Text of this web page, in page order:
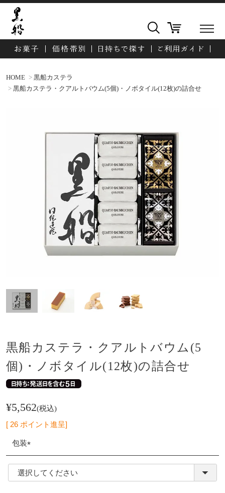
HOME
黒船カステラ
黒船カステラ・クアルトバウム(5個)・ノボタイル(12枚)の詰合せ
黒船カステラ・クアルトバウム(5
個)・ノボタイル(12枚)の詰合せ
¥5,562 税込
[ 26 ポイント進呈]
包装
(必
須)